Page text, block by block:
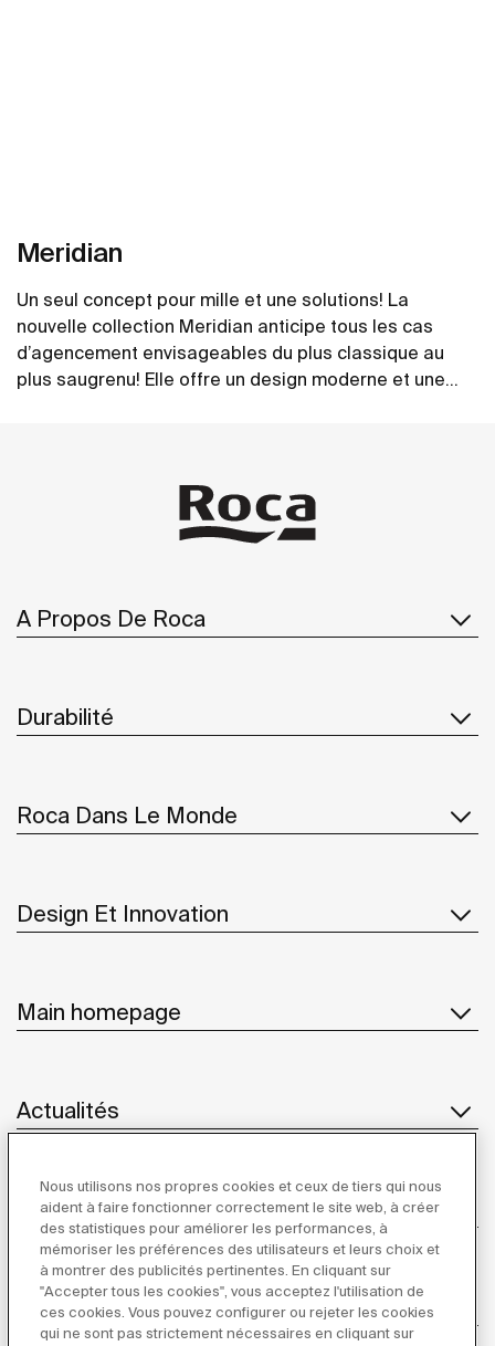
Meridian
Un seul concept pour mille et une solutions! La
nouvelle collection Meridian anticipe tous les cas
d’agencement envisageables du plus classique au
plus saugrenu! Elle offre un design moderne et une
A Propos De Roca
Durabilité
Roca Dans Le Monde
Design Et Innovation
Main homepage
Actualités
Service Client
Fournisseurs
Nous utilisons nos propres cookies et ceux de tiers qui nous
aident à faire fonctionner correctement le site web, à créer
des statistiques pour améliorer les performances, à
mémoriser les préférences des utilisateurs et leurs choix et
à montrer des publicités pertinentes. En cliquant sur
"Accepter tous les cookies", vous acceptez l'utilisation de
ces cookies. Vous pouvez configurer ou rejeter les cookies
qui ne sont pas strictement nécessaires en cliquant sur